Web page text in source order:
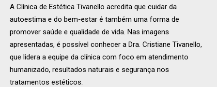
A Clínica de Estética Tivanello acredita que cuidar da
autoestima e do bem-estar é também uma forma de
promover saúde e qualidade de vida. Nas imagens
apresentadas, é possível conhecer a Dra. Cristiane Tivanello,
que lidera a equipe da clínica com foco em atendimento
humanizado, resultados naturais e segurança nos
tratamentos estéticos.